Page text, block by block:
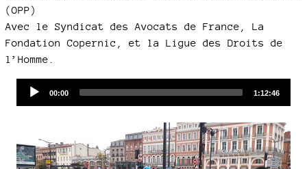
(OPP)
Avec le Syndicat des Avocats de France, La
Fondation Copernic, et la Ligue des Droits de
l’Homme.
Current
00:00
Total
1:12:46